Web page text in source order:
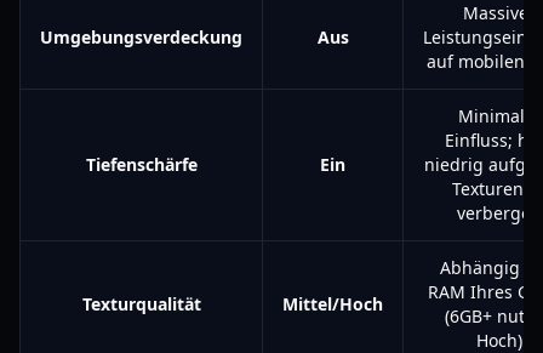
Umgebungsverdeckung Aus
Massiver
auf mobilen
Tiefenschärfe Ein
Minimaler
Einfluss;
niedrig
Texturen
verbergen
Texturqualität Mittel/Hoch
Abhängig
RAM Ihres
(6GB+
Hoch)